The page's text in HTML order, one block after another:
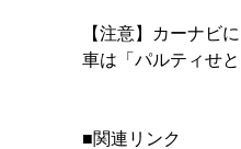
【注意】カーナビ
車は「パルティせ
■関連リンク